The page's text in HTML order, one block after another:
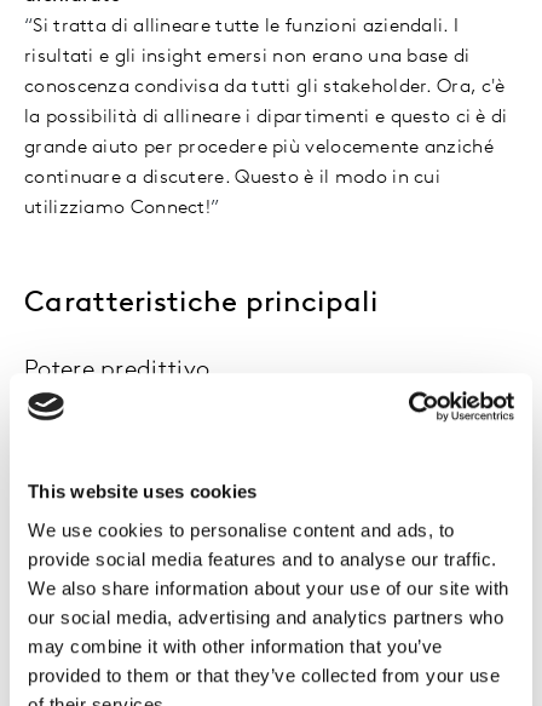
This website uses cookies
We use cookies to personalise content and ads, to
provide social media features and to analyse our traffic.
We also share information about your use of our site with
our social media, advertising and analytics partners who
may combine it with other information that you’ve
provided to them or that they’ve collected from your use
“Si tratta di allineare tutte le funzioni aziendali. I
risultati e gli insight emersi non erano una base di
conoscenza condivisa da tutti gli stakeholder. Ora, c'è
la possibilità di allineare i dipartimenti e questo ci è di
grande aiuto per procedere più velocemente anziché
continuare a discutere. Questo è il modo in cui
utilizziamo Connect!”
Caratteristiche principali
Potere predittivo
Basato sulle più recenti teorie di behavioural
Migliora il ROI
Scopri quali sono i touchpoint che offrono il maggiore
ROI e il miglior impatto a lungo termine sulla marca,
per guidare le tue future scelte sugli investimenti
media.